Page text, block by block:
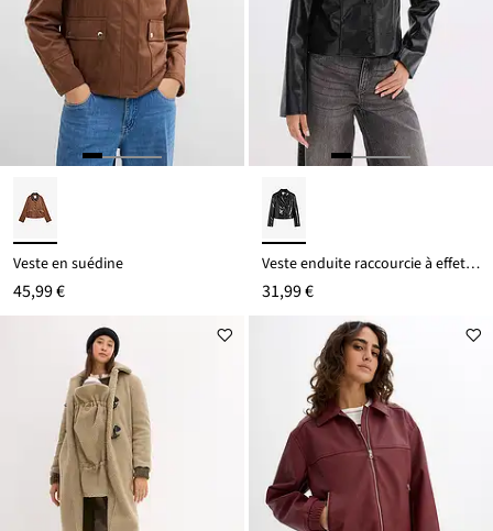
Veste en suédine
45,99 €
Veste enduite raccourcie à effet croco brillant
31,99 €